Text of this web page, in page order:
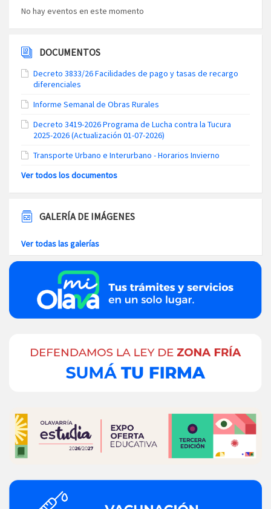
No hay eventos en este momento
DOCUMENTOS
Decreto 3833/26 Facilidades de pago y tasas de recargo
diferenciales
Informe Semanal de Obras Rurales
Decreto 3419-2026 Programa de Lucha contra la Tucura
2025-2026 (Actualización 01-07-2026)
Transporte Urbano e Interurbano - Horarios Invierno
Ver todos los documentos
GALERÍA DE IMÁGENES
Ver todas las galerías